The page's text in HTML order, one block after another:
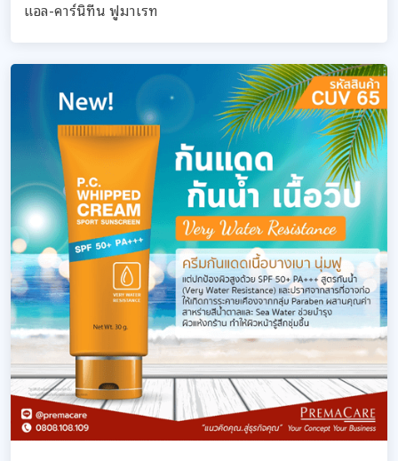
แอล-คาร์นิทีน ฟูมาเรท